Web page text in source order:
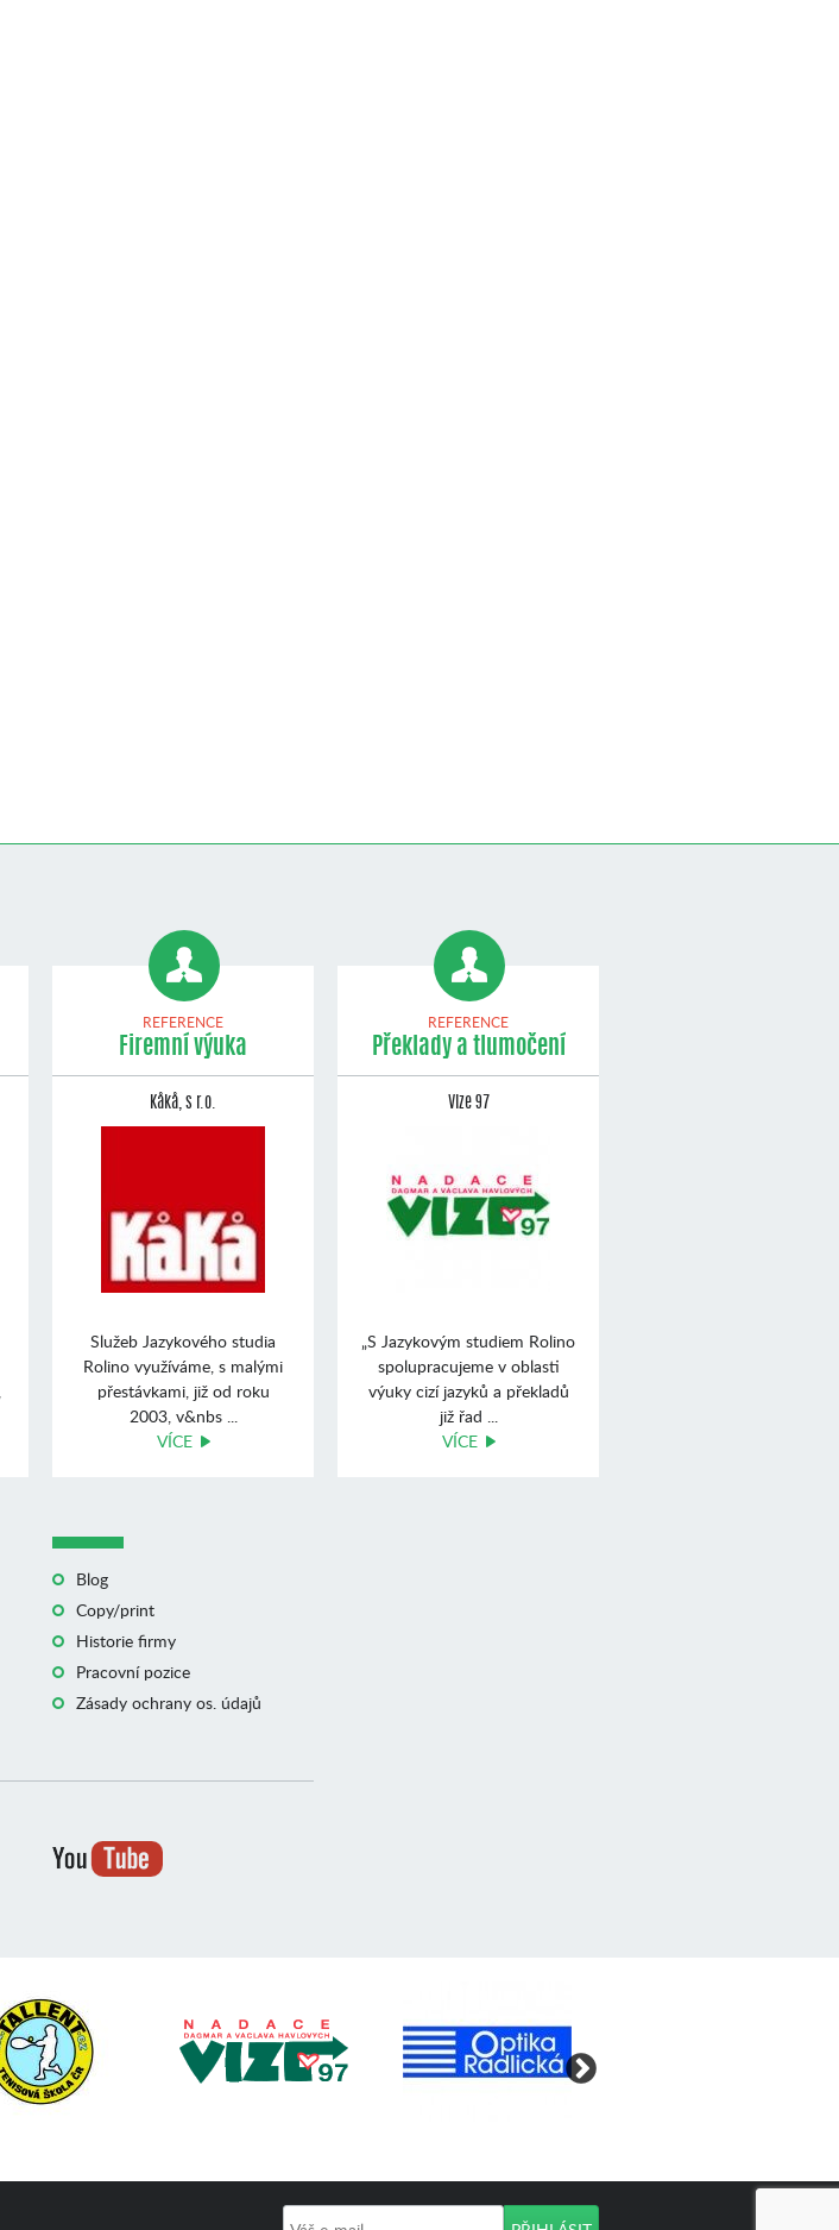
REFERENCE
Firemní výuka
Kåkå, s r.o.
Služeb Jazykového studia
Rolino využíváme, s malými
přestávkami, již od roku
2003, v&nbs ...
VÍCE
REFERENCE
Překlady a tlumočení
Vize 97
„S Jazykovým studiem Rolino
spolupracujeme v oblasti
výuky cizí jazyků a překladů
již řad ...
VÍCE
Blog
Copy/print
Historie firmy
Pracovní pozice
Zásady ochrany os. údajů